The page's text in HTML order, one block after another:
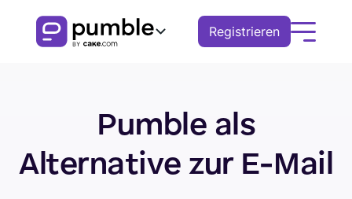
Registrieren
COMMUNICATION
BUSINESS
Ressourcen
Pumble als
Alternative zur E-Mail